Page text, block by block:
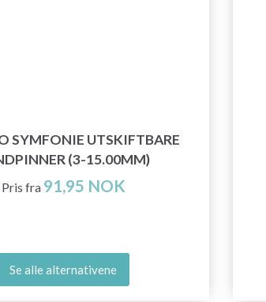
SYMFONIE UTSKIFTBARE
(3-15.00MM)
Pris fra 91,95 NOK
Se alle alternativene